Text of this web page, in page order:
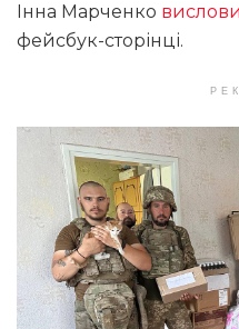
Інна Марченко
фейсбук-сторінці.